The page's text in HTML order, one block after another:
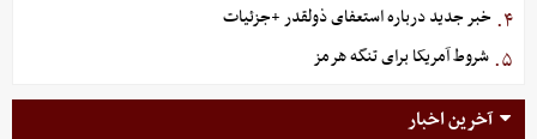
۴. خبر جدید درباره استعفای ذولقدر +جزئیات
۵. شروط آمریکا برای تنگه هرمز
آخرین اخبار